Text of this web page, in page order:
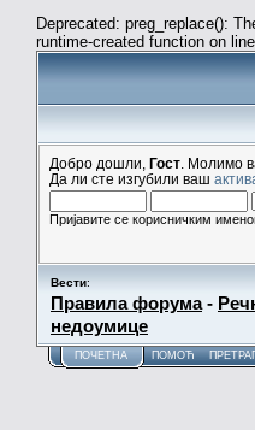
Deprecated: preg_replace():
runtime-created function on
Добро дошли, Гост . Молимо
Да ли сте изгубили ваш
Пријавите се корисничким
Вести:
Правила форума-
недоумице
ПОЧЕТНА ПОМОЋ